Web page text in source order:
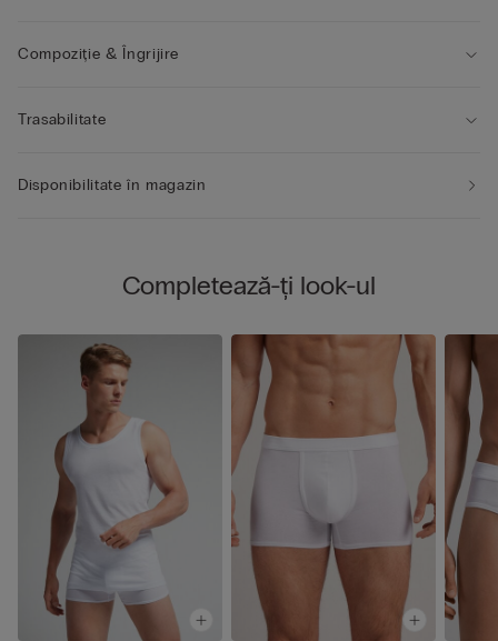
Compoziție & Îngrijire
Trasabilitate
Disponibilitate în magazin
Completează-ți look-ul